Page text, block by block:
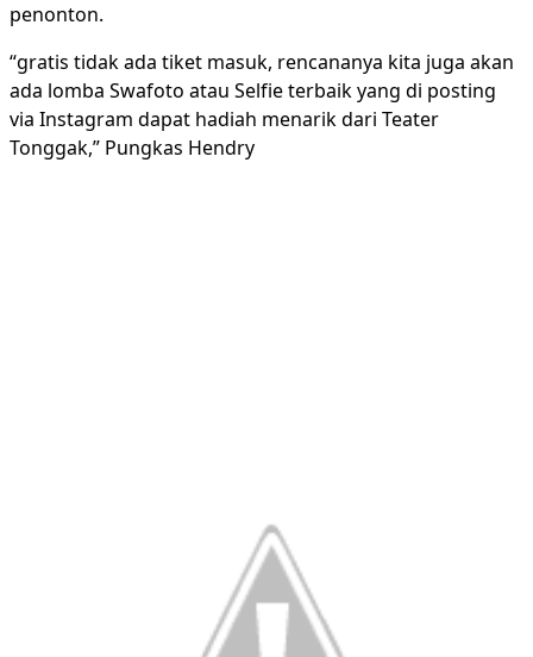
penonton.
“gratis tidak ada tiket masuk, rencananya kita juga akan
ada lomba Swafoto atau Selfie terbaik yang di posting
via Instagram dapat hadiah menarik dari Teater
Tonggak,” Pungkas Hendry